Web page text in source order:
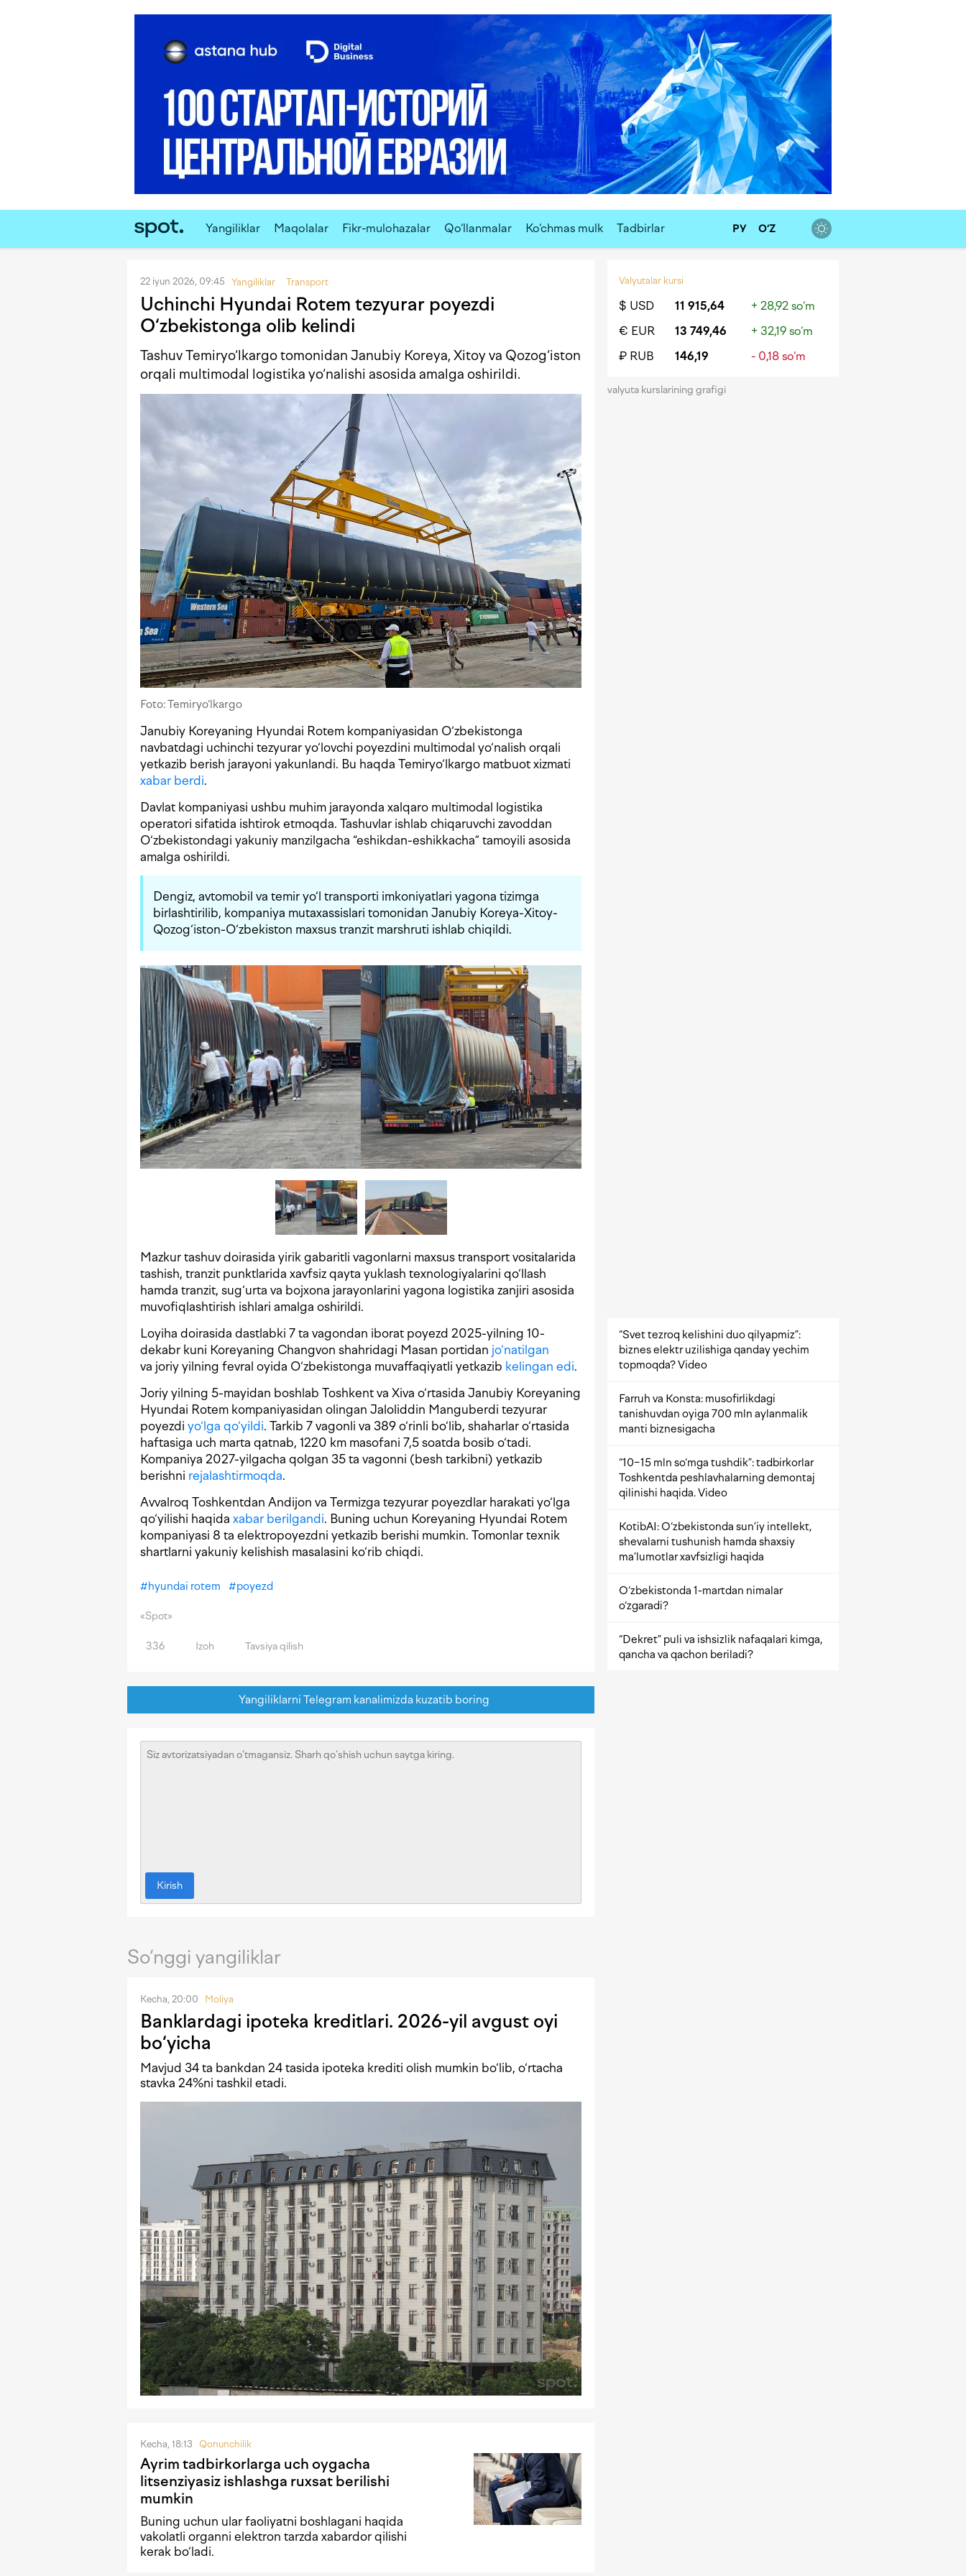
Yangiliklar Maqolalar Fikr-mulohazalar Qo‘llanmalar Ko‘chmas mulk Tadbirlar РУ O‘Z
22 iyun 2026, 09:45 Yangiliklar Transport
Uchinchi Hyundai Rotem tezyurar poyezdi
O‘zbekistonga olib kelindi
Tashuv Temiryo‘lkargo tomonidan Janubiy Koreya, Xitoy va Qozog‘iston
orqali multimodal logistika yo‘nalishi asosida amalga oshirildi.
Foto: Temiryo‘lkargo
Janubiy Koreyaning Hyundai Rotem kompaniyasidan O‘zbekistonga
navbatdagi uchinchi tezyurar yo‘lovchi poyezdini multimodal yo‘nalish orqali
yetkazib berish jarayoni yakunlandi. Bu haqda Temiryo‘lkargo matbuot xizmati
xabar berdi.
Davlat kompaniyasi ushbu muhim jarayonda xalqaro multimodal logistika
operatori sifatida ishtirok etmoqda. Tashuvlar ishlab chiqaruvchi zavoddan
O‘zbekistondagi yakuniy manzilgacha “eshikdan-eshikkacha” tamoyili asosida
amalga oshirildi.
Dengiz, avtomobil va temir yo‘l transporti imkoniyatlari yagona tizimga
birlashtirilib, kompaniya mutaxassislari tomonidan Janubiy Koreya-Xitoy-
Qozog‘iston-O‘zbekiston maxsus tranzit marshruti ishlab chiqildi.
Mazkur tashuv doirasida yirik gabaritli vagonlarni maxsus transport vositalarida
tashish, tranzit punktlarida xavfsiz qayta yuklash texnologiyalarini qo‘llash
hamda tranzit, sug‘urta va bojxona jarayonlarini yagona logistika zanjiri asosida
muvofiqlashtirish ishlari amalga oshirildi.
Loyiha doirasida dastlabki 7 ta vagondan iborat poyezd 2025-yilning 10-
dekabr kuni Koreyaning Changvon shahridagi Masan portidan jo‘natilgan
va joriy yilning fevral oyida O‘zbekistonga muvaffaqiyatli yetkazib kelingan edi.
Joriy yilning 5-mayidan boshlab Toshkent va Xiva o‘rtasida Janubiy Koreyaning
Hyundai Rotem kompaniyasidan olingan Jaloliddin Manguberdi tezyurar
poyezdi yo‘lga qo‘yildi. Tarkib 7 vagonli va 389 o‘rinli bo‘lib, shaharlar o‘rtasida
haftasiga uch marta qatnab, 1220 km masofani 7,5 soatda bosib o‘tadi.
Kompaniya 2027-yilgacha qolgan 35 ta vagonni (besh tarkibni) yetkazib
berishni rejalashtirmoqda.
Avvalroq Toshkentdan Andijon va Termizga tezyurar poyezdlar harakati yo‘lga
qo‘yilishi haqida xabar berilgandi. Buning uchun Koreyaning Hyundai Rotem
kompaniyasi 8 ta elektropoyezdni yetkazib berishi mumkin. Tomonlar texnik
shartlarni yakuniy kelishish masalasini ko‘rib chiqdi.
#hyundai rotem #poyezd
«Spot»
336 Izoh Tavsiya qilish
Yangiliklarni Telegram kanalimizda kuzatib boring
Kirish
So‘nggi yangiliklar
Kecha, 20:00 Moliya
Banklardagi ipoteka kreditlari. 2026-yil avgust oyi
bo‘yicha
Mavjud 34 ta bankdan 24 tasida ipoteka krediti olish mumkin bo‘lib, o‘rtacha
stavka 24%ni tashkil etadi.
Kecha, 18:13 Qonunchilik
Ayrim tadbirkorlarga uch oygacha
litsenziyasiz ishlashga ruxsat berilishi
mumkin
Buning uchun ular faoliyatni boshlagani haqida
vakolatli organni elektron tarzda xabardor qilishi
kerak bo‘ladi.
Valyutalar kursi
$ USD 11 915,64
+ 28,92 so‘m
€ EUR
13 749,46
+ 32,19 so‘m
₽ RUB
146,19 - 0,18 so‘m
valyuta kurslarining grafigi
“Svet tezroq kelishini duo qilyapmiz”:
biznes elektr uzilishiga qanday yechim
topmoqda? Video
Farruh va Konsta: musofirlikdagi
tanishuvdan oyiga 700 mln aylanmalik
manti biznesigacha
“10−15 mln so‘mga tushdik”: tadbirkorlar
Toshkentda peshlavhalarning demontaj
qilinishi haqida. Video
KotibAI: O‘zbekistonda sun’iy intellekt,
shevalarni tushunish hamda shaxsiy
ma’lumotlar xavfsizligi haqida
O‘zbekistonda 1-martdan nimalar
o‘zgaradi?
“Dekret” puli va ishsizlik nafaqalari kimga,
qancha va qachon beriladi?